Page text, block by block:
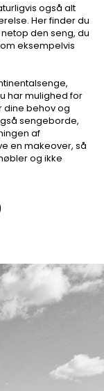
også alt
Her finder du
den seng, du
eksempelvis
har mulighed for
behov og
sengeborde,
af
en makeover, så
og ikke